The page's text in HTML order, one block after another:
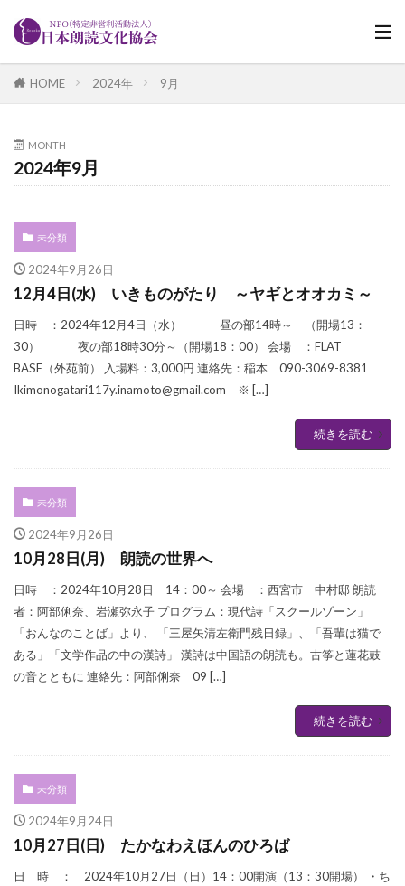
HOME 2024年 9月
MONTH
2024年9月
未分類
2024年9月26日
12月4日(水) いきものがたり ～ヤギとオオカミ～
日時 ：2024年12月4日（水） 昼の部14時～ （開場13：
30） 夜の部18時30分～（開場18：00） 会場 ：FLAT
BASE（外苑前） 入場料：3,000円 連絡先：稲本 090-3069-8381
Ikimonogatari117y.inamoto@gmail.com ※ […]
続きを読む
未分類
2024年9月26日
10月28日(月) 朗読の世界へ
日時 ：2024年10月28日 14：00～ 会場 ：西宮市 中村邸 朗読
者：阿部俐奈、岩瀬弥永子 プログラム：現代詩「スクールゾーン」
「おんなのことば」より、 「三屋矢清左衛門残日録」、「吾輩は猫で
ある」「文学作品の中の漢詩」 漢詩は中国語の朗読も。古筝と蓮花鼓
の音とともに 連絡先：阿部俐奈 09 […]
続きを読む
未分類
2024年9月24日
10月27日(日) たかなわえほんのひろば
日 時 ： 2024年10月27日（日）14：00開演（13：30開場） ・ち